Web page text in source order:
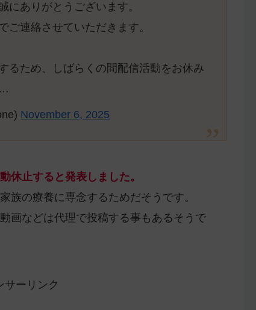
にありがとうございます。
ご連絡させていただきます。
るため、しばらくの間配信活動をお休み
November 6, 2025
休止すると発表しました。
族の療養に専念するためだそうです。
画などは代理で投稿する事もあるそうで
サーリンク